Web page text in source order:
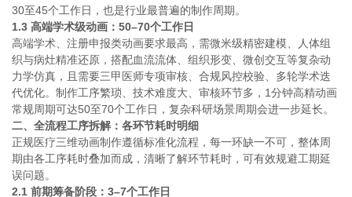
30至45个工作日，也是行业最普遍的制作周期。
1.3 高端学术级动画：50–70个工作日
高端学术、注册申报类动画要求最高，需微米级精密建模、人体组
织与病灶精准还原，搭配血流流体、组织形变、微创交互等复杂动
力学仿真，且需要三甲医师专项审核、合规风控校验、多轮学术迭
代优化。制作工序繁琐、技术难度大、审核环节多，1分钟高精动画
常规周期可达50至70个工作日，复杂科研场景周期会进一步延长。
二、全流程工序拆解：各环节耗时明细
正规医疗三维动画制作遵循标准化流程，每一环缺一不可，整体周
期由各工序耗时叠加而成，清晰了解环节耗时，可有效规避工期延
误问题。
2.1 前期筹备阶段：3–7个工作日